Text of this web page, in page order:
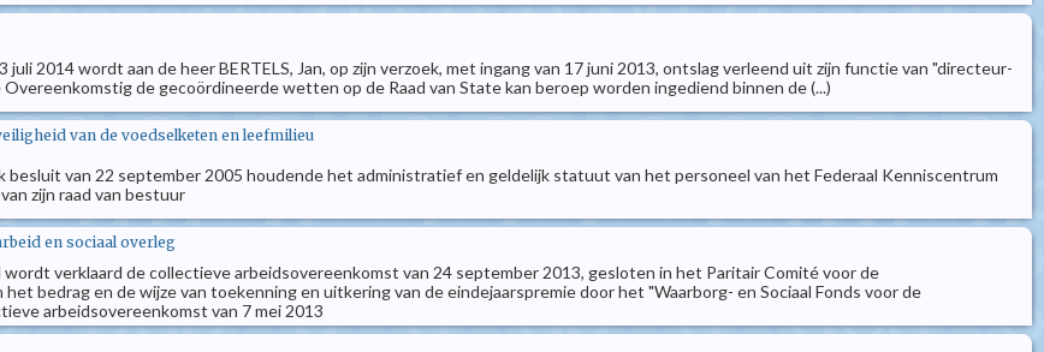
2014 wordt aan de heer BERTELS, Jan, op zijn verzoek, met ingang van 17 juni 2013, ontslag verleend uit zijn functie van "directeur-
Overeenkomstig de gecoördineerde wetten op de Raad van State kan beroep worden ingediend binnen de (...)
van de voedselketen en leefmilieu
van 22 september 2005 houdende het administratief en geldelijk statuut van het personeel van het Federaal Kenniscentrum
zijn raad van bestuur
en sociaal overleg
verklaard de collectieve arbeidsovereenkomst van 24 september 2013, gesloten in het Paritair Comité voor de
bedrag en de wijze van toekenning en uitkering van de eindejaarspremie door het "Waarborg- en Sociaal Fonds voor de
arbeidsovereenkomst van 7 mei 2013